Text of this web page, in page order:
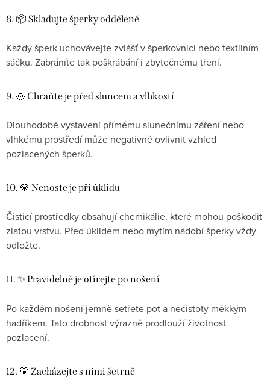
8. 📦 Skladujte šperky odděleně
Každý šperk uchovávejte zvlášť v šperkovnici nebo textilním
sáčku. Zabráníte tak poškrábání i zbytečnému tření.
9. 🌞 Chraňte je před sluncem a vlhkostí
Dlouhodobé vystavení přímému slunečnímu záření nebo
vlhkému prostředí může negativně ovlivnit vzhled
pozlacených šperků.
10. 💎 Nenoste je při úklidu
Čisticí prostředky obsahují chemikálie, které mohou poškodit
zlatou vrstvu. Před úklidem nebo mytím nádobí šperky vždy
odložte.
11. ✨ Pravidelně je otírejte po nošení
Po každém nošení jemně setřete pot a nečistoty měkkým
hadříkem. Tato drobnost výrazně prodlouží životnost
pozlacení.
12. 💛 Zacházejte s nimi šetrně